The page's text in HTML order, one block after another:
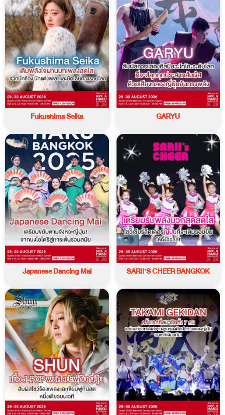
Fukushima Seika GARYU
Japanese Dancing Mai SARII’S CHEER BANGKOK